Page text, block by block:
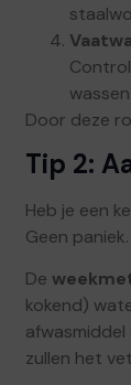
Door deze
Tip 2:
Heb je een
Geen
De
kokend)
zullen het